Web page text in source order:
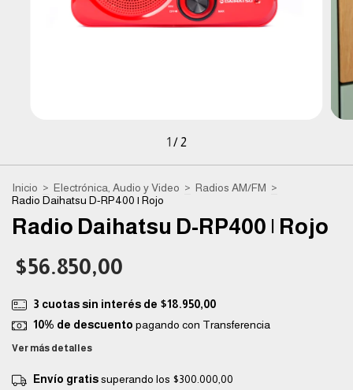
1 /2
Inicio > Electrónica, Audio y Video > Radios AM/FM >
Radio Daihatsu D-RP400 | Rojo
Radio Daihatsu D-RP400 | Rojo
$56.850,00
3 cuotas sin interés de $18.950,00
10% de descuento pagando con Transferencia
Ver más detalles
Envío gratis superando los $300.000,00